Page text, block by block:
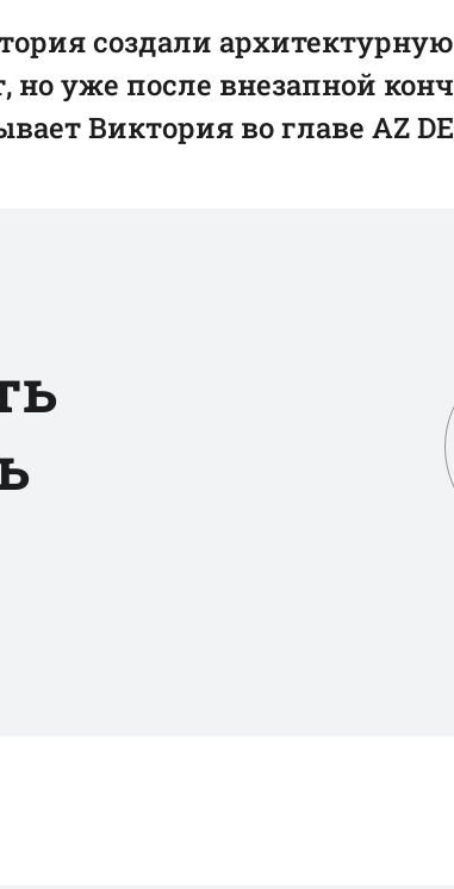
создали
но уже после внезапной
Виктория во главе AZ